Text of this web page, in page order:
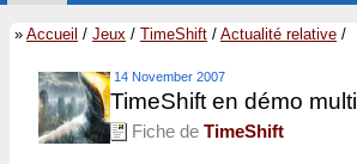
» Accueil / Jeux / TimeShift / Actualité relative /
14 November 2007
TimeShift en démo multi
Fiche de TimeShift